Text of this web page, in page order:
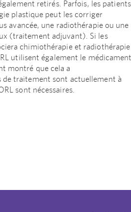
retirés. Parfois, les patients
plastique peut les corriger
avancée, une radiothérapie ou une
(traitement adjuvant). Si les
chimiothérapie et radiothérapie
utilisent également le médicament
montré que cela a
de traitement sont actuellement à
sont nécessaires.